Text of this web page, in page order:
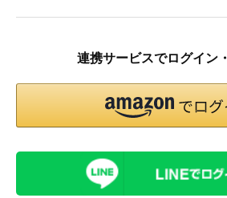
連携サービスでログイン